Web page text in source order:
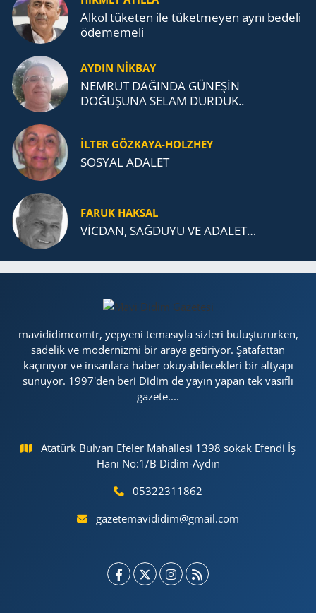
Alkol tü­ke­ten ile tü­ket­me­yen aynı be­de­li
öde­me­me­li
AYDIN NİKBAY
NEMRUT DAĞINDA GÜNEŞİN
DOĞUŞUNA SELAM DURDUK..
İLTER GÖZKAYA-HOLZHEY
SOSYAL ADALET
FARUK HAKSAL
VİCDAN, SAĞ­DU­YU VE ADA­LET…
mavididimcomtr, yepyeni temasıyla sizleri buluştururken,
sadelik ve modernizmi bir araya getiriyor. Şatafattan
kaçınıyor ve insanlara haber okuyabilecekleri bir altyapı
sunuyor. 1997'den beri Didim de yayın yapan tek vasıflı
gazete....
Atatürk Bulvarı Efeler Mahallesi 1398 sokak Efendi İş
Hanı No:1/B Didim-Aydın
05322311862
gazetemavididim@gmail.com